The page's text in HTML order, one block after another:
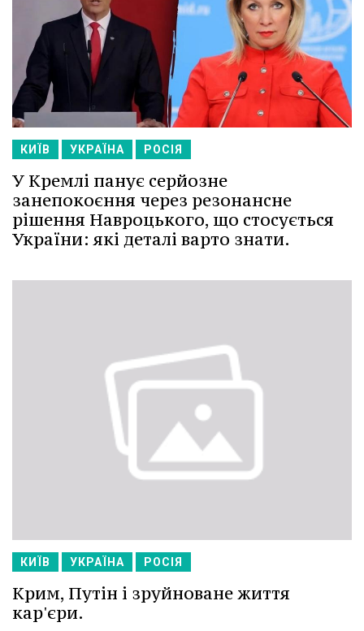
КИЇВ УКРАЇНА РОСІЯ
У Кремлі панує серйозне
занепокоєння через резонансне
рішення Навроцького, що стосується
України: які деталі варто знати.
КИЇВ УКРАЇНА РОСІЯ
Крим, Путін і зруйноване життя
кар'єри.